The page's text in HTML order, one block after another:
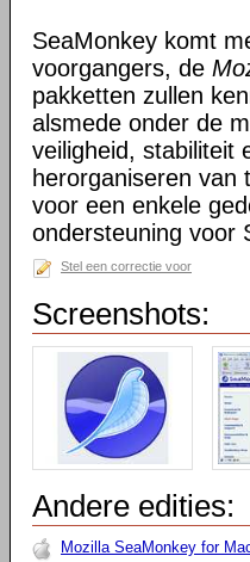
SeaMonkey komt
voorgangers, de
pakketten zullen
alsmede onder de
veiligheid, stabiliteit
herorganiseren van
voor een enkele
ondersteuning voor
Stel een correctie voor
Screenshots:
Andere edities:
Mozilla SeaMonkey for